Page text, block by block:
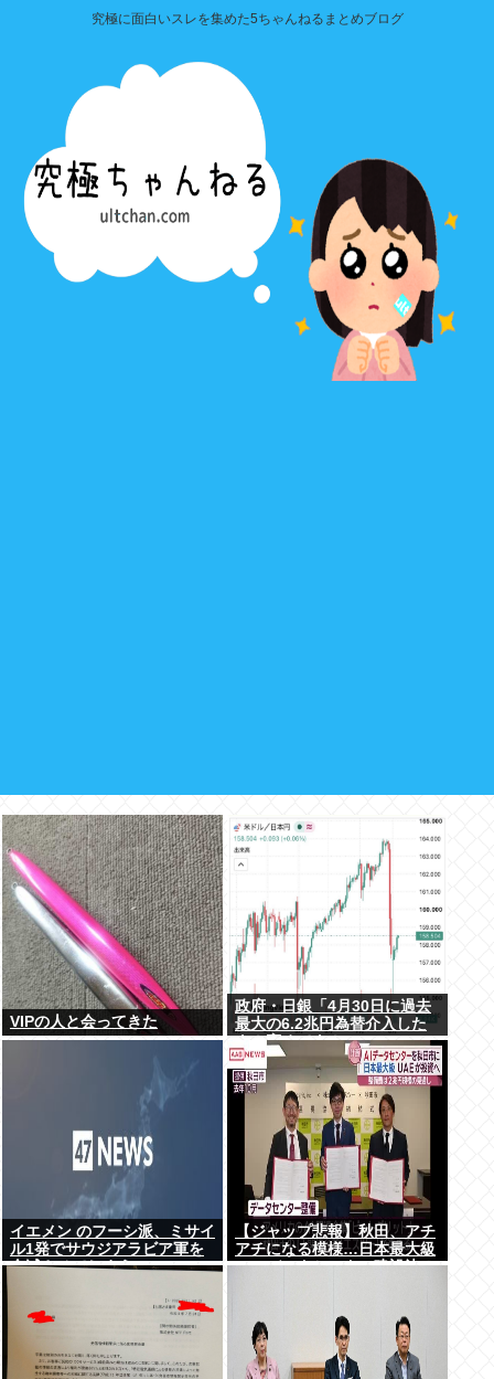
究極に面白いスレを集めた5ちゃんねるまとめブログ
VIPの人と会ってきた
政府・日銀「4月30日に過去
最大の6.2兆円為替介入した
よ！褒めてよ！」
イエメン のフーシ派、ミサイ
ル1発でサウジアラビア軍を
全滅させてしまうww
【ジャップ悲報】秋田、アチ
アチになる模様…日本最大級
のAIデータセンター建設決